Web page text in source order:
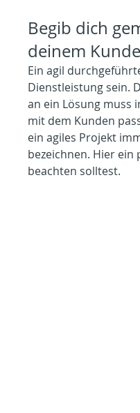
Begib dich
deinem
Ein agil
Dienstleistung sein.
an ein Lösung muss
mit dem Kunden
ein agiles Projekt
bezeichnen. Hier ein
beachten solltest.